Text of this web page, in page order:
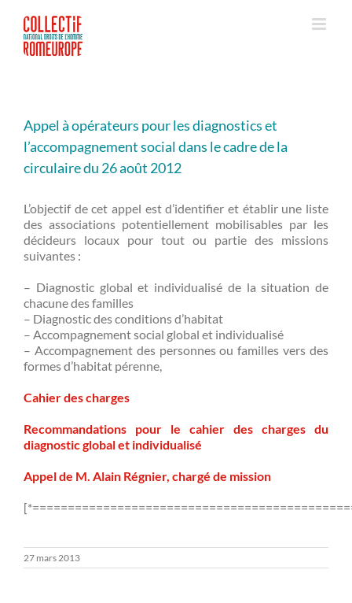
contenu
Appel à opérateurs pour les diagnostics et
l’accompagnement social dans le cadre de la
circulaire du 26 août 2012
L’objectif de cet appel est d’identifier et établir une liste
des associations potentiellement mobilisables par les
décideurs locaux pour tout ou partie des missions
suivantes :
– Diagnostic global et individualisé de la situation de
chacune des familles
– Diagnostic des conditions d’habitat
– Accompagnement social global et individualisé
– Accompagnement des personnes ou familles vers des
formes d’habitat pérenne,
Cahier des charges
Recommandations pour le cahier des charges du
diagnostic global et individualisé
Appel de M. Alain Régnier, chargé de mission
27 mars 2013